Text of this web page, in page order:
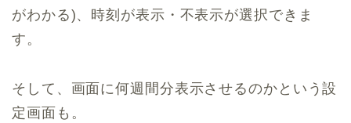
がわかる)、時刻が表示・不表示が選択できま
す。
そして、画面に何週間分表示させるのかという設
定画面も。